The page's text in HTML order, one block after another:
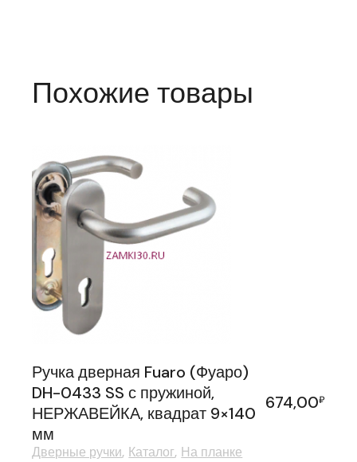
Похожие товары
Ручка дверная Fuaro (Фуаро)
DH-0433 SS с пружиной,
НЕРЖАВЕЙКА, квадрат 9×140
мм
674,00₽
Дверные ручки Каталог На планке